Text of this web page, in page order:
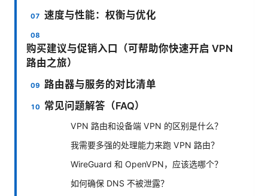
速度与性能：权衡与优化
购买建议与促销入口（可帮助你快速开启 VPN
路由之旅）
路由器与服务的对比清单
常见问题解答（FAQ）
VPN 路由和设备端 VPN 的区别是什么？
我需要多强的处理能力来跑 VPN 路由？
WireGuard 和 OpenVPN，应该选哪个？
如何确保 DNS 不被泄露？